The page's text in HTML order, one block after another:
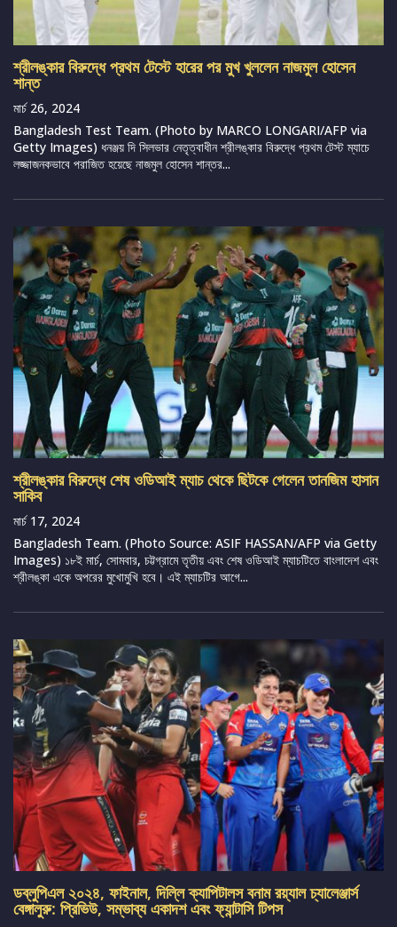
শ্রীলঙ্কার বিরুদ্ধে প্রথম টেস্টে হারের পর মুখ খুললেন নাজমুল হোসেন
শান্ত
মার্চ 26, 2024
Bangladesh Test Team. (Photo by MARCO LONGARI/AFP via
Getty Images) ধনঞ্জয় দি সিলভার নেতৃত্বাধীন শ্রীলঙ্কার বিরুদ্ধে প্রথম টেস্ট ম্যাচে
লজ্জাজনকভাবে পরাজিত হয়েছে নাজমুল হোসেন শান্তর...
শ্রীলঙ্কার বিরুদ্ধে শেষ ওডিআই ম্যাচ থেকে ছিটকে গেলেন তানজিম হাসান
সাকিব
মার্চ 17, 2024
Bangladesh Team. (Photo Source: ASIF HASSAN/AFP via Getty
Images) ১৮ই মার্চ, সোমবার, চট্টগ্রামে তৃতীয় এবং শেষ ওডিআই ম্যাচটিতে বাংলাদেশ এবং
শ্রীলঙ্কা একে অপরের মুখোমুখি হবে। এই ম্যাচটির আগে...
ডব্লুপিএল ২০২৪, ফাইনাল, দিল্লি ক্যাপিটালস বনাম রয়্যাল চ্যালেঞ্জার্স
বেঙ্গালুরু: প্রিভিউ, সম্ভাব্য একাদশ এবং ফ্যান্টাসি টিপস